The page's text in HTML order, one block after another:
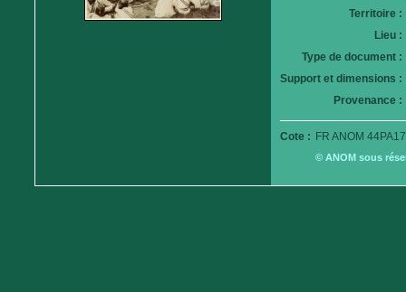
Territoire :
Lieu :
Type de document :
Support et dimensions :
Provenance :
Cote : FR ANOM
© ANOM sous